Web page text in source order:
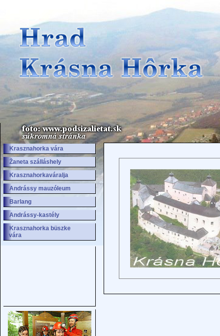
Krasznahorka vára
Žaneta szálláshely
Krasznahorkaváralja
Andrássy mauzóleum
Barlang
Andrássy-kastély
Krasznahorka büszke
vára